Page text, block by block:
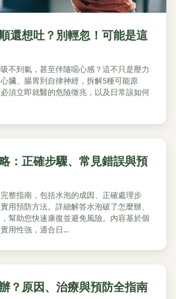
還想吐？別輕忽！可能是這
不到氣，甚至伴隨噁心感？這不只是壓力
臟、腸胃到自律神經，拆解5種可能原
須立即就醫的危險徵兆，以及日常該如何
：正確步驟、常見錯誤與預
整指南，包括水泡的成因、正確處理步
用預防方法。詳細解答水泡破了怎麼辦、
幫助您快速康復並避免風險。內容基於個
用性強，適合日...
？原因、治療與預防全指南